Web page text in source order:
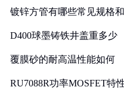
镀锌方管有哪些常见规格
D400球墨铸铁井盖重多少
覆膜砂的耐高温性能如何
RU7088R功率MOSFET特